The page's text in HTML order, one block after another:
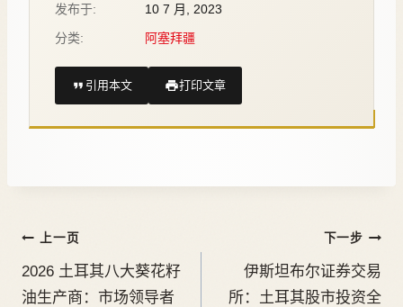
发布于:
10 7 月, 2023
分类:
阿塞拜疆
引用本文 打印文章
上一页
2026 土耳其八大葵花籽
油生产商：市场领导者
下一步
伊斯坦布尔证券交易
所：土耳其股市投资全